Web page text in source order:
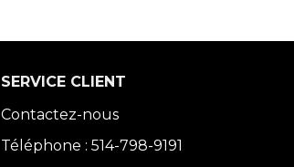
SERVICE CLIENT
Contactez-nous
Téléphone : 514-798-9191